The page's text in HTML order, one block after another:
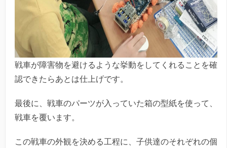
戦車が障害物を避けるような挙動をしてくれることを確
認できたらあとは仕上げです。
最後に、戦車のパーツが入っていた箱の型紙を使って、
戦車を覆います。
この戦車の外観を決める工程に、子供達のそれぞれの個